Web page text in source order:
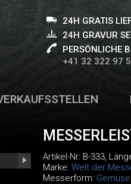
24H GRATIS
24H GRAVUR
PERSÖNLICHE
+41 32 322 97
Artikel-Nr: B-333,
Marke: Welt der
Messerform: